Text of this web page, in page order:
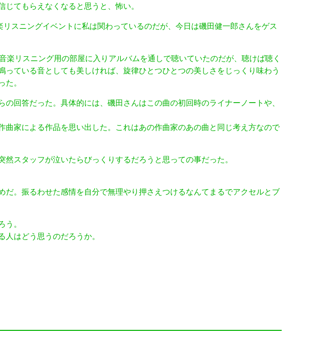
てもらえなくなると思うと、怖い。
スニングイベントに私は関わっているのだが、今日は磯田健一郎さんをゲス
リスニング用の部屋に入りアルバムを通しで聴いていたのだが、聴けば聴く
ている音としても美しければ、旋律ひとつひとつの美しさをじっくり味わう
。
回答だった。具体的には、磯田さんはこの曲の初回時のライナーノートや、
家による作品を思い出した。これはあの作曲家のあの曲と同じ考え方なので
スタッフが泣いたらびっくりするだろうと思っての事だった。
。振るわせた感情を自分で無理やり押さえつけるなんてまるでアクセルとブ
。
はどう思うのだろうか。